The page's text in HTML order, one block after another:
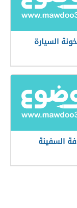
السيارة
السفينة